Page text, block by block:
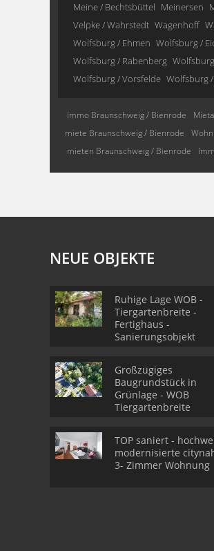
Meine / Bechtsbüttel Meinersen
Velpke / Wahrstedt Wagenhoff
Wolfsburg / Ehmen Wolfsburg /
Wolfsburg / Rabenberg
Wolfsburg / Vorsfelde Wolfsburg
Immo Braunschweig / Bienrode
miete Braunschweig / Bienrode
mieten Braunschweig / Bienrode
NEUE OBJEKTE
Ruhige Lage WOB -
Tiergartenbreite -
Fertighaus -
Sanierungsobjekt
Großzügiges
Baugrundstück in
Grünlage - WOB
Tiergartenbreite
TOP saniert -
modernisierte
3- Zimmer Wohnung